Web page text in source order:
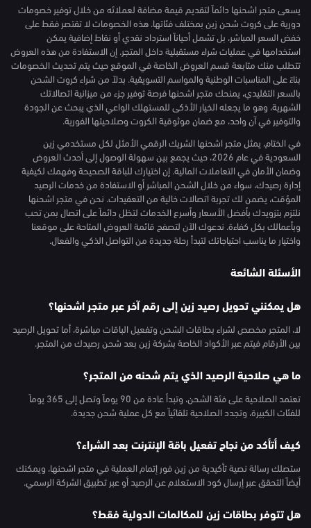
يسعى متجر اشحنها دائماً لتقديم قيمة مضافة لعملائه من خلال توفير خصومات
دورية على كروت شحن زين بمختلف فئاتها. هذه الخصومات لا تقتصر فقط على
خفض السعر المباشر، بل تشمل أحياناً استرداد نقدي أو نقاط إضافية يمكن
استخدامها في عمليات شراء مستقبلية داخل المتجر. إن الاستفادة من هذه العروض
تتطلب منك متابعة قسم العروض الخاصة في الموقع حيث يتم تحديث الخصومات
بناءً على المناسبات الوطنية والمواسم التسويقية. بدلاً من شراء كروت الشحن
بالسعر التقليدي، يمنحك متجر اشحنها فرصة توفير جزء من ميزانية اتصالاتك
الشهرية، وهو ما يجعله الخيار الأذكى للمستهلك الواعي الذي يبحث عن الجودة
والتوفير في آن واحد، مع ضمان موثوقية الكروت وصلاحيتها الفورية.
في الختام، يمثل متجر اشحنها الشريك الرقمي الأمثل لكل مستخدمي زين
السعودية في عام 2026، حيث يجمع بين سهولة الوصول إلى أحدث العروض
وضمان الأمان في التعاملات المالية. إن اختيارك للباقة الصحيحة وفهمك لكيفية
إدارة رصيدك، سواء من خلال الشحن المباشر أو الاستفادة من خدمات الرصيد
المؤقت، يضمن لك تجربة اتصالات خالية من التعقيدات. نحن في متجر اشحنها
نلتزم بتزويدك بأفضل الأسعار وأسرع الخدمات لتظل دائماً على اتصال بمن تحب
وبأعمالك بكل كفاءة. ندعوك الآن لتصفح قائمة العروض المتاحة على موقعنا
واختيار ما يناسب احتياجاتك لتبدأ رحلة جديدة من التواصل الذكي والفعال.
الأسئلة الشائعة
هل يمكنني تحويل رصيد زين إلى رقم آخر عبر متجر اشحنها؟
لا، المتجر مخصص لشراء بطاقات الشحن وتفعيل الباقات مباشرة، أما تحويل الرصيد
بين الأرقام فيتم عبر الأكواد الخاصة بشركة زين بعد شحن رصيدك من المتجر.
ما هي صلاحية الرصيد الذي يتم شحنه من المتجر؟
تعتمد الصلاحية على فئة الشحن، وتبدأ عادة من 90 يوماً وتصل إلى 365 يوماً
للفئات الكبيرة، وتجدد الصلاحية تلقائياً مع كل عملية شحن جديدة.
كيف أتأكد من نجاح تفعيل باقة الإنترنت بعد الشراء؟
ستصلك رسالة نصية تأكيدية من زين فور إتمام العملية في متجر اشحنها، ويمكنك
أيضاً التحقق عبر إرسال كود الاستعلام عن الرصيد أو عبر تطبيق الشركة الرسمي.
هل تتوفر بطاقات زين للمكالمات الدولية فقط؟